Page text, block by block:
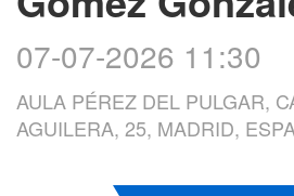
07-07-2026 11:30
AULA PÉREZ DEL PULGAR,
AGUILERA, 25, MADRID,